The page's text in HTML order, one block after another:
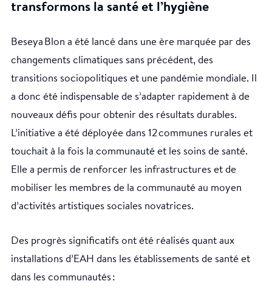
transformons la santé et l’hygiène
Beseya Blon a été lancé dans une ère marquée par des
changements climatiques sans précédent, des
transitions sociopolitiques et une pandémie mondiale. Il
a donc été indispensable de s’adapter rapidement à de
nouveaux défis pour obtenir des résultats durables.
L’initiative a été déployée dans 12 communes rurales et
touchait à la fois la communauté et les soins de santé.
Elle a permis de renforcer les infrastructures et de
mobiliser les membres de la communauté au moyen
d’activités artistiques sociales novatrices.
Des progrès significatifs ont été réalisés quant aux
installations d’EAH dans les établissements de santé et
dans les communautés :